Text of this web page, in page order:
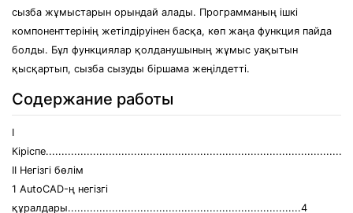
сызба жұмыстарын орындай алады. Программаның ішкі
компоненттерінің жетілдіруінен басқа, көп жаңа функция пайда
болды. Бұл функциялар қолданушының жұмыс уақытын
қысқартып, сызба сызуды біршама жеңілдетті.
Содержание работы
І
ІІ Негізгі бөлім
1 AutoCAD-ң негізгі
құралдары..........................................................................4